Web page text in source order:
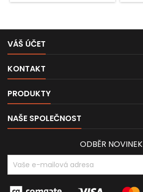
VÁŠ ÚČET
KONTAKT
PRODUKTY
NAŠE SPOLEČNOST
ODBĚR NOVINEK